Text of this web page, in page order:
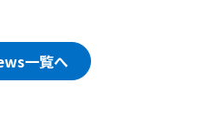
一覧へ